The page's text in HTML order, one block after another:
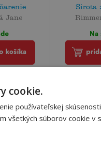
Jane
košíka
Sirota
Na
cookie.
používateľskej
všetkých súborov cookie v